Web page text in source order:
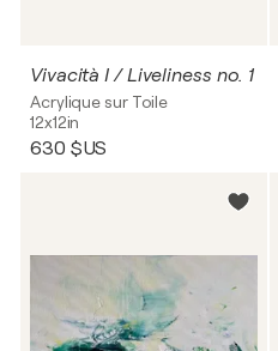
Vivacità I / Liveliness no. 1
Acrylique sur Toile
12x12in
630 $US